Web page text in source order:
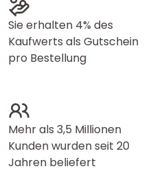
Sie erhalten 4% des
Kaufwerts als Gutschein
pro Bestellung
Mehr als 3,5 Millionen
Kunden wurden seit 20
Jahren beliefert